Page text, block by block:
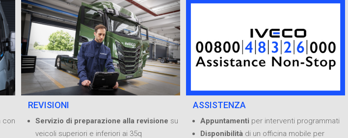
con
REVISIONI
Servizio di preparazione alla revisione su
veicoli superiori e inferiori ai 35q
ASSISTENZA
Appuntamenti per interventi programmati
Disponibilità di un officina mobile per